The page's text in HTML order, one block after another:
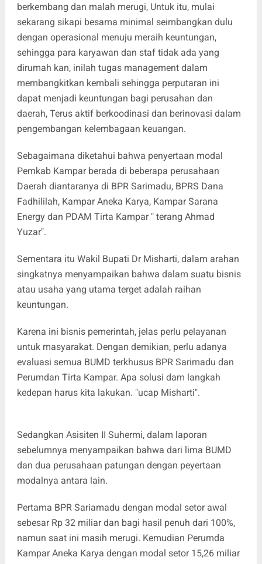
berkembang dan malah merugi, Untuk itu, mulai
sekarang sikapi besama minimal seimbangkan dulu
dengan operasional menuju meraih keuntungan,
sehingga para karyawan dan staf tidak ada yang
dirumah kan, inilah tugas management dalam
membangkitkan kembali sehingga perputaran ini
dapat menjadi keuntungan bagi perusahan dan
daerah, Terus aktif berkoodinasi dan berinovasi dalam
pengembangan kelembagaan keuangan.
Sebagaimana diketahui bahwa penyertaan modal
Pemkab Kampar berada di beberapa perusahaan
Daerah diantaranya di BPR Sarimadu, BPRS Dana
Fadhililah, Kampar Aneka Karya, Kampar Sarana
Energy dan PDAM Tirta Kampar " terang Ahmad
Yuzar".
Sementara itu Wakil Bupati Dr Misharti, dalam arahan
singkatnya menyampaikan bahwa dalam suatu bisnis
atau usaha yang utama terget adalah raihan
keuntungan.
Karena ini bisnis pemerintah, jelas perlu pelayanan
untuk masyarakat. Dengan demikian, perlu adanya
evaluasi semua BUMD terkhusus BPR Sarimadu dan
Perumdan Tirta Kampar. Apa solusi dam langkah
kedepan harus kita lakukan. "ucap Misharti".
Sedangkan Asisiten II Suhermi, dalam laporan
sebelumnya menyampaikan bahwa dari lima BUMD
dan dua perusahaan patungan dengan peyertaan
modalnya antara lain.
Pertama BPR Sariamadu dengan modal setor awal
sebesar Rp 32 miliar dan bagi hasil penuh dari 100%,
namun saat ini masih merugi. Kemudian Perumda
Kampar Aneka Karya dengan modal setor 15,26 miliar